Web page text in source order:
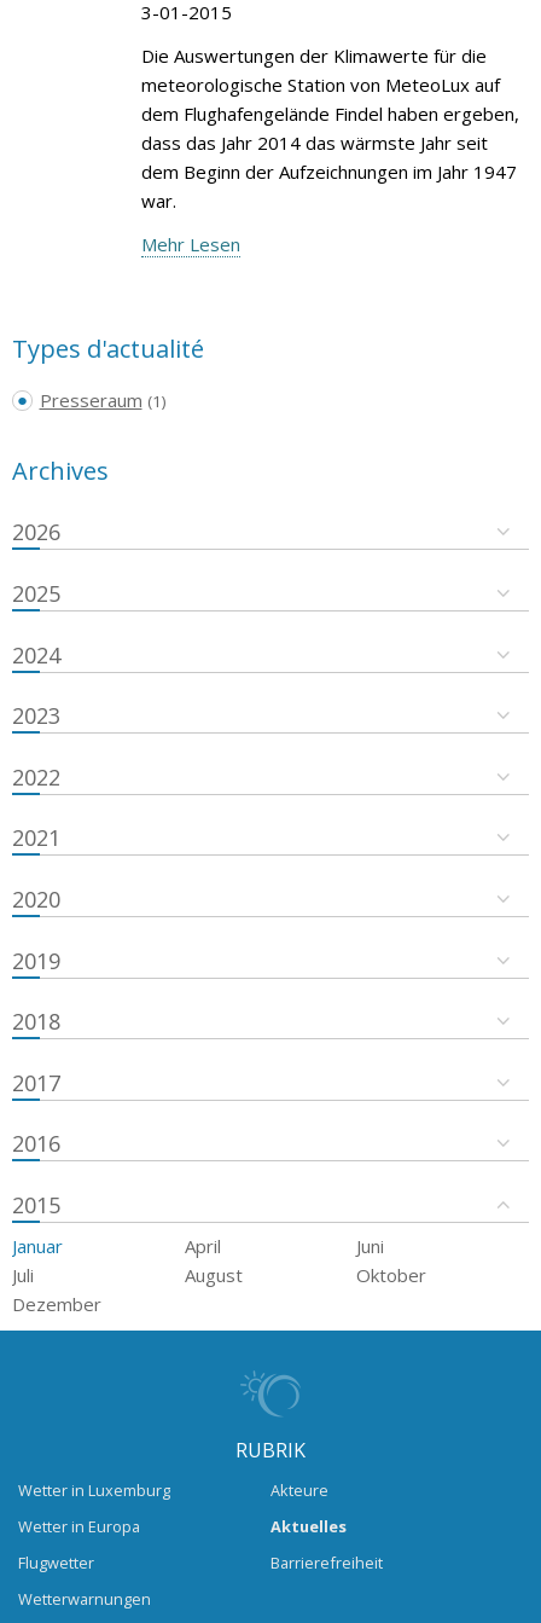
3-01-2015
Die Auswertungen der Klimawerte für die
meteorologische Station von MeteoLux auf
dem Flughafengelände Findel haben ergeben,
dass das Jahr 2014 das wärmste Jahr seit
dem Beginn der Aufzeichnungen im Jahr 1947
war.
Mehr Lesen
Types d'actualité
Presseraum (1)
Archives
2026
2025
2024
2023
2022
2021
2020
2019
2018
2017
2016
2015
Januar April
Juni
Juli
August
Oktober
Dezember
RUBRIK
Wetter in Luxemburg
Wetter in Europa
Flugwetter
Wetterwarnungen
Akteure
Aktuelles
Barrierefreiheit